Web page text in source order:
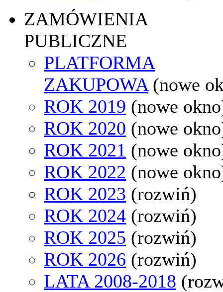
ZAMÓWIENIA
PUBLICZNE
PLATFORMA
ZAKUPOWA (nowe
ROK 2019 (nowe
ROK 2020 (nowe
ROK 2021 (nowe
ROK 2022 (nowe
ROK 2023 (rozwiń)
ROK 2024 (rozwiń)
ROK 2025 (rozwiń)
ROK 2026 (rozwiń)
LATA 2008-2018